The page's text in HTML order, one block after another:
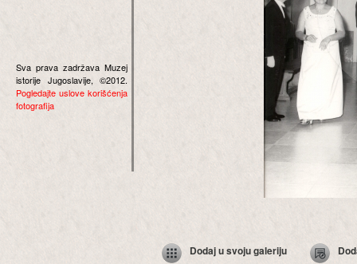
Sva prava zadržava Muzej
istorije Jugoslavije, ©2012.
Pogledajte uslove korišćenja
fotografija
Dodaj u svoju galeriju